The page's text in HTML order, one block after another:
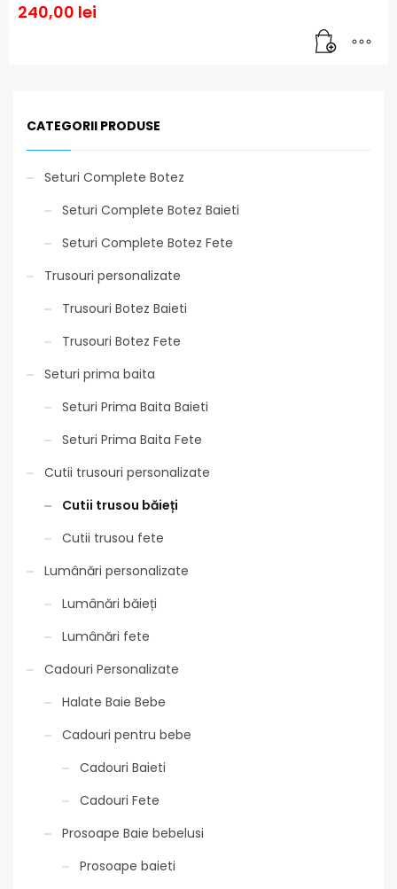
240,00 lei
CATEGORII PRODUSE
Seturi Complete Botez
Seturi Complete Botez Baieti
Seturi Complete Botez Fete
Trusouri personalizate
Trusouri Botez Baieti
Trusouri Botez Fete
Seturi prima baita
Seturi Prima Baita Baieti
Seturi Prima Baita Fete
Cutii trusouri personalizate
Cutii trusou băieți
Cutii trusou fete
Lumânări personalizate
Lumânări băieți
Lumânări fete
Cadouri Personalizate
Halate Baie Bebe
Cadouri pentru bebe
Cadouri Baieti
Cadouri Fete
Prosoape Baie bebelusi
Prosoape baieti